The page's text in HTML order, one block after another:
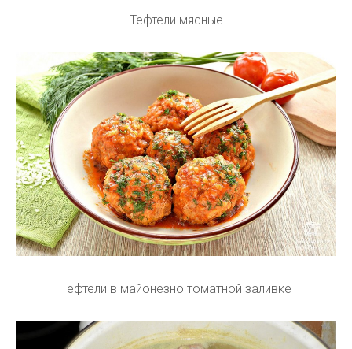
Тефтели мясные
Тефтели в майонезно томатной заливке